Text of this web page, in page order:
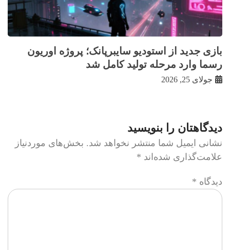
بازی جدید از استودیو سایبرپانک؛ پروژه اوریون
رسما وارد مرحله تولید کامل شد
جولای 25, 2026
دیدگاهتان را بنویسید
نشانی ایمیل شما منتشر نخواهد شد. بخش‌های موردنیاز
علامت‌گذاری شده‌اند *
دیدگاه *